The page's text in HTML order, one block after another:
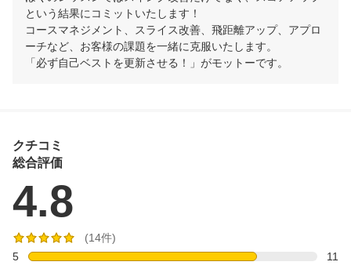
という結果にコミットいたします！
コースマネジメント、スライス改善、飛距離アップ、アプロ
ーチなど、お客様の課題を一緒に克服いたします。
「必ず自己ベストを更新させる！」がモットーです。
クチコミ
総合評価
4.8
(14件)
5
11